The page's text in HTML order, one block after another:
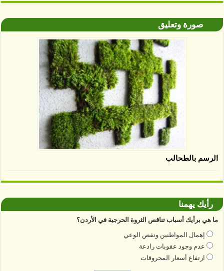
صورة وتعليق
الرسم بالطحالب
رأيك يهمنا
ما هي برأيك أسباب تناقص الثروة الحرجية في الأردن؟
إهمال المواطنين ونقص الوعي
عدم وجود عقوبات رادعة
ارتفاع أسعار المحروقات